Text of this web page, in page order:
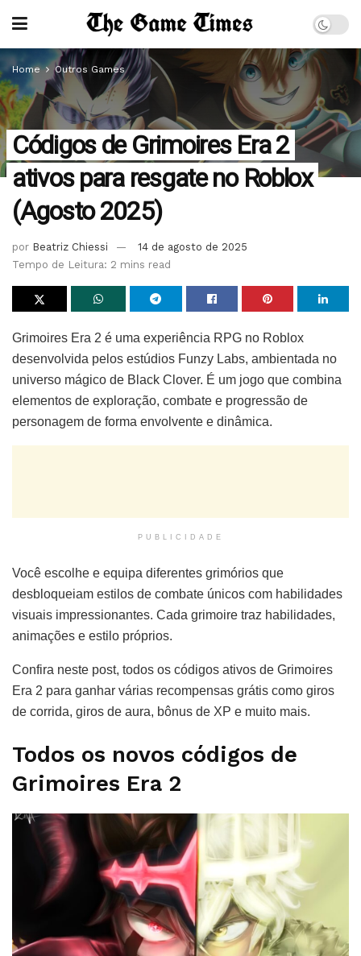
Home Outros Games
Códigos de Grimoires Era 2
ativos para resgate no Roblox
(Agosto 2025)
por Beatriz Chiessi
14 de agosto de 2025
Tempo de Leitura: 2 mins read
Grimoires Era 2 é uma experiência RPG no Roblox
desenvolvida pelos estúdios Funzy Labs, ambientada no
universo mágico de Black Clover. É um jogo que combina
elementos de exploração, combate e progressão de
personagem de forma envolvente e dinâmica.
PUBLICIDADE
Você escolhe e equipa diferentes grimórios que
desbloqueiam estilos de combate únicos com habilidades
visuais impressionantes. Cada grimoire traz habilidades,
animações e estilo próprios.
Confira neste post, todos os códigos ativos de Grimoires
Era 2 para ganhar várias recompensas grátis como giros
de corrida, giros de aura, bônus de XP e muito mais.
Todos os novos códigos de
Grimoires Era 2